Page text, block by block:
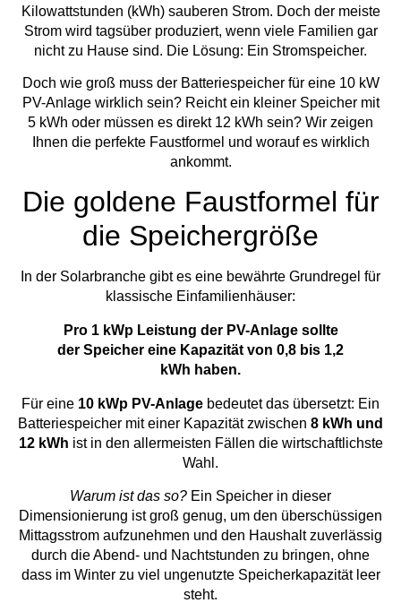
Kilowattstunden (kWh) sauberen Strom. Doch der meiste
Strom wird tagsüber produziert, wenn viele Familien gar
nicht zu Hause sind. Die Lösung: Ein Stromspeicher.
Doch wie groß muss der Batteriespeicher für eine 10 kW
PV-Anlage wirklich sein? Reicht ein kleiner Speicher mit
5 kWh oder müssen es direkt 12 kWh sein? Wir zeigen
Ihnen die perfekte Faustformel und worauf es wirklich
ankommt.
Die goldene Faustformel für
die Speichergröße
In der Solarbranche gibt es eine bewährte Grundregel für
klassische Einfamilienhäuser:
Pro 1 kWp Leistung der PV-Anlage sollte
der Speicher eine Kapazität von 0,8 bis 1,2
kWh haben.
Für eine 10 kWp PV-Anlage bedeutet das übersetzt: Ein
Batteriespeicher mit einer Kapazität zwischen 8 kWh und
12 kWh ist in den allermeisten Fällen die wirtschaftlichste
Wahl.
Warum ist das so? Ein Speicher in dieser
Dimensionierung ist groß genug, um den überschüssigen
Mittagsstrom aufzunehmen und den Haushalt zuverlässig
durch die Abend- und Nachtstunden zu bringen, ohne
dass im Winter zu viel ungenutzte Speicherkapazität leer
steht.